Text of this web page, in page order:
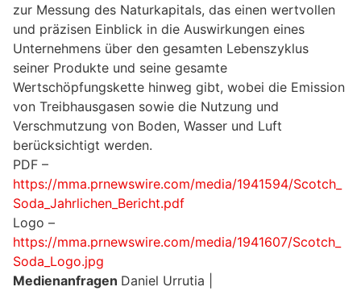
zur Messung des Naturkapitals, das einen wertvollen
und präzisen Einblick in die Auswirkungen eines
Unternehmens über den gesamten Lebenszyklus
seiner Produkte und seine gesamte
Wertschöpfungskette hinweg gibt, wobei die Emission
von Treibhausgasen sowie die Nutzung und
Verschmutzung von Boden, Wasser und Luft
berücksichtigt werden.
PDF –
https://mma.prnewswire.com/media/1941594/Scotch_
Soda_Jahrlichen_Bericht.pdf
Logo –
https://mma.prnewswire.com/media/1941607/Scotch_
Soda_Logo.jpg
Medienanfragen Daniel Urrutia |